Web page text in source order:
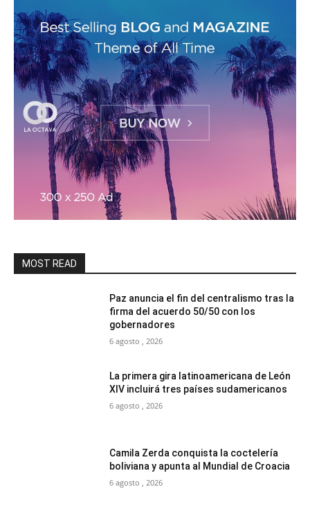
MOST READ
Paz anuncia el fin del centralismo tras la
firma del acuerdo 50/50 con los
gobernadores
6 agosto , 2026
La primera gira latinoamericana de León
XIV incluirá tres países sudamericanos
6 agosto , 2026
Camila Zerda conquista la coctelería
boliviana y apunta al Mundial de Croacia
6 agosto , 2026